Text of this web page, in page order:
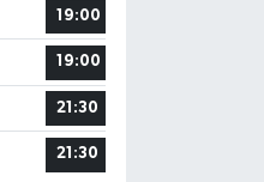
19:00
19:00
21:30
21:30